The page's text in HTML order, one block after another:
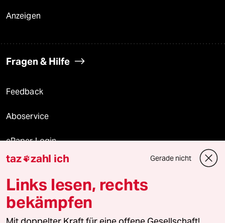
Anzeigen
Fragen & Hilfe
Feedback
Aboservice
ePaper Login
Downloads für Abonnierende
© 2026 taz Verlags und Vertriebs GmbH
Alle Rechte vorbehalten. Bei rechtlichen Fragen oder für Genehmigungen
taz zahl ich Gerade nicht
Links lesen, rechts
bekämpfen